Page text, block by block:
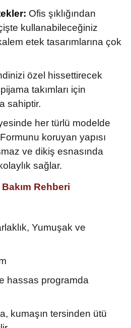
Ofis şıklığından
kullanabileceğiniz
etek tasarımlarına çok
özel hissettirecek
takımları için
sahiptir.
her türlü modelde
koruyan yapısı
ve dikiş esnasında
sağlar.
Rehberi
Yumuşak ve
hassas programda
kumaşın tersinden ütü